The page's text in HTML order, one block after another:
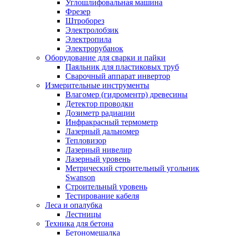
Углошлифовальная машина
Фрезер
Штроборез
Электролобзик
Электропила
Электрорубанок
Оборудование для сварки и пайки
Паяльник для пластиковых труб
Сварочный аппарат инвертор
Измерительные инструменты
Влагомер (гидроментр) древесины
Детектор проводки
Дозиметр радиации
Инфракрасный термометр
Лазерный дальномер
Тепловизор
Лазерный нивелир
Лазерный уровень
Метрический строительный угольник
Swanson
Строительный уровень
Тестирование кабеля
Леса и опалубка
Лестницы
Техника для бетона
Бетономешалка